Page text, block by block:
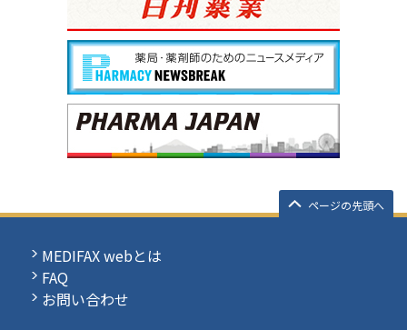
ページの先頭へ
MEDIFAX webとは
FAQ
お問い合わせ